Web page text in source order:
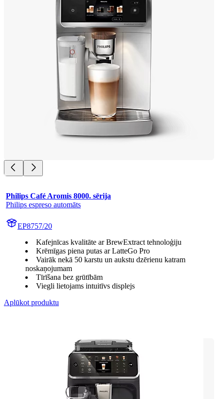
Philips Café Aromis 8000. sērija
Philips espreso automāts
EP8757/20
Kafejnīcas kvalitāte ar BrewExtract tehnoloģiju
Krēmīgas piena putas ar LatteGo Pro
Vairāk nekā 50 karstu un aukstu dzērienu katram
noskaņojumam
Tīrīšana bez grūtībām
Viegli lietojams intuitīvs displejs
Aplūkot produktu